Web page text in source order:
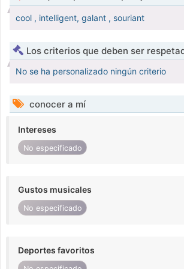
cool , intelligent, galant , souriant
Los criterios que deben ser
No se ha personalizado ningún criterio
conocer a mí
Intereses
No especificado
Gustos musicales
No especificado
Deportes favoritos